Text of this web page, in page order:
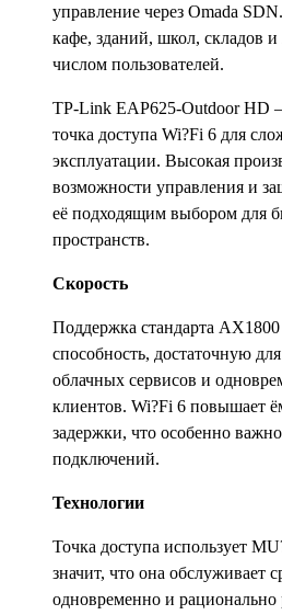
управление через Omada
кафе, зданий, школ, складов
числом пользователей.
TP-Link EAP625-Outdoor HD
точка доступа Wi?Fi 6 для
эксплуатации. Высокая
возможности управления и
её подходящим выбором для
пространств.
Скорость
Поддержка стандарта
способность, достаточную
облачных сервисов и
клиентов. Wi?Fi 6 повышает
задержки, что особенно
подключений.
Технологии
Точка доступа использует
значит, что она обслуживает
одновременно и рационально